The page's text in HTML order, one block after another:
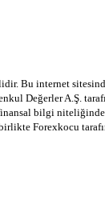
Bu internet
Değerler A.Ş.
bilgi
Forexkocu